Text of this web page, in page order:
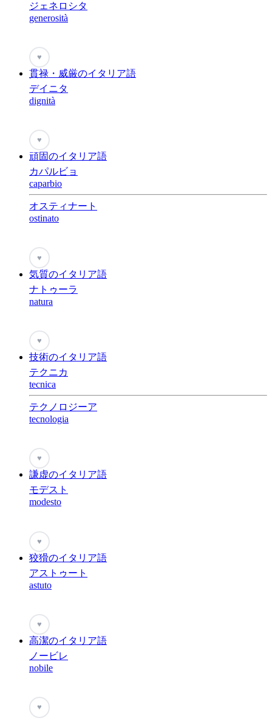
ジェネロシタ
generosità
♥
貫禄・威厳のイタリア語
デイニタ
dignità
♥
頑固のイタリア語
カパルビョ
caparbio
オスティナート
ostinato
♥
気質のイタリア語
ナトゥーラ
natura
♥
技術のイタリア語
テクニカ
tecnica
テクノロジーア
tecnologia
♥
謙虚のイタリア語
モデスト
modesto
♥
狡猾のイタリア語
アストゥート
astuto
♥
高潔のイタリア語
ノービレ
nobile
♥